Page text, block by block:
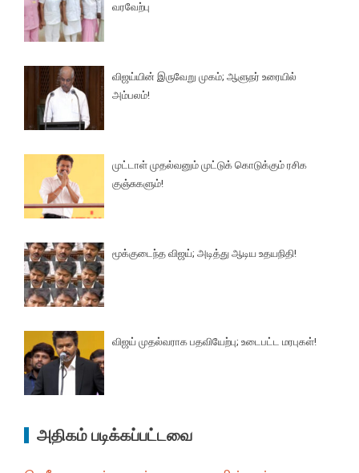
வரவேற்பு
விஜய்யின் இருவேறு முகம்; ஆளுநர் உரையில்
அம்பலம்!
முட்டாள் முதல்வனும் முட்டுக் கொடுக்கும் ரசிக
குஞ்சுகளும்!
மூக்குடைந்த விஜய்; அடித்து ஆடிய உதயநிதி!
விஜய் முதல்வராக பதவியேற்பு; உடைபட்ட மரபுகள்!
அதிகம் படிக்கப்பட்டவை